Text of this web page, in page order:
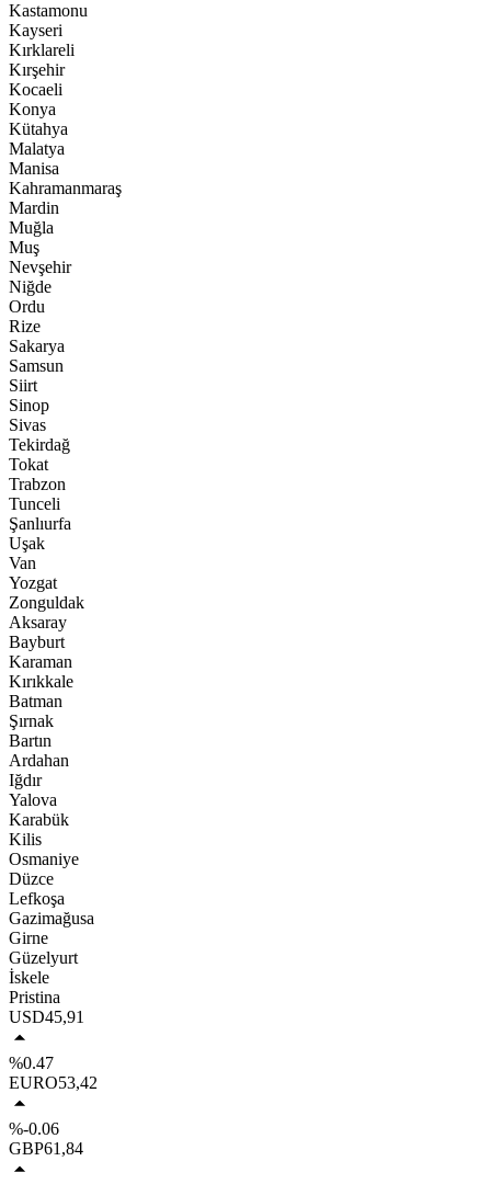
Kastamonu
Kayseri
Kırklareli
Kırşehir
Kocaeli
Konya
Kütahya
Malatya
Manisa
Kahramanmaraş
Mardin
Muğla
Muş
Nevşehir
Niğde
Ordu
Rize
Sakarya
Samsun
Siirt
Sinop
Sivas
Tekirdağ
Tokat
Trabzon
Tunceli
Şanlıurfa
Uşak
Van
Yozgat
Zonguldak
Aksaray
Bayburt
Karaman
Kırıkkale
Batman
Şırnak
Bartın
Ardahan
Iğdır
Yalova
Karabük
Kilis
Osmaniye
Düzce
Lefkoşa
Gazimağusa
Girne
Güzelyurt
İskele
Pristina
USD45,91
%0.47
EURO53,42
%-0.06
GBP61,84